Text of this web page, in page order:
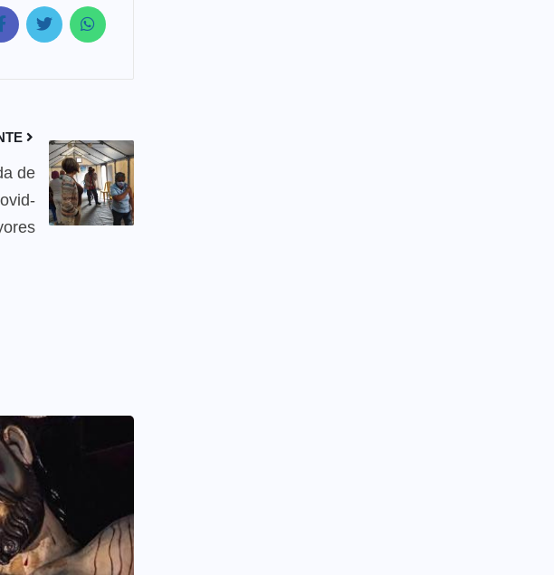
de